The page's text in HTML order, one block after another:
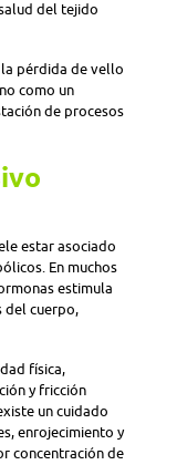
del tejido
pérdida de vello
como un
de procesos
estar asociado
En muchos
estimula
del cuerpo,
física,
y fricción
un cuidado
enrojecimiento y
concentración de